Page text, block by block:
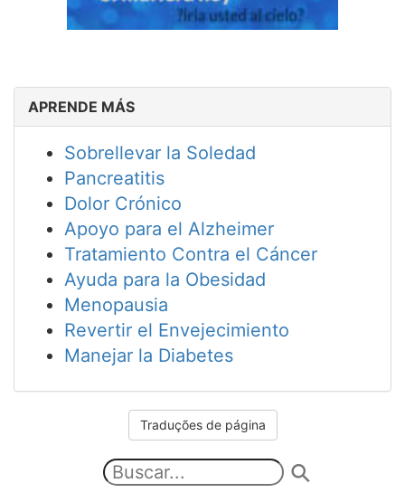
APRENDE MÁS
Sobrellevar la Soledad
Pancreatitis
Dolor Crónico
Apoyo para el Alzheimer
Tratamiento Contra el Cáncer
Ayuda para la Obesidad
Menopausia
Revertir el Envejecimiento
Manejar la Diabetes
Traduções de página